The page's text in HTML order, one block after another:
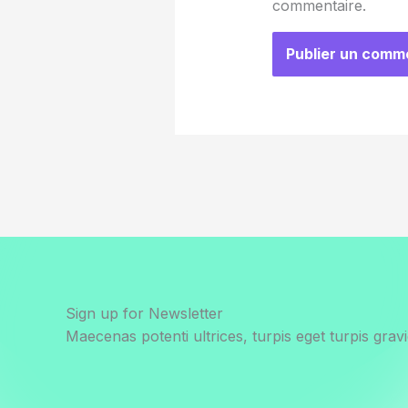
commentaire.
Sign up for Newsletter
Maecenas potenti ultrices, turpis eget turpis